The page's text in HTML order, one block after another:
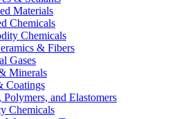
Materials
Chemicals
Chemicals
& Fibers
Gases
Minerals
Coatings
Polymers, and Elastomers
Chemicals